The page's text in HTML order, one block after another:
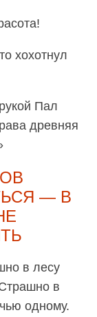
хохотнул
Пал
древняя
— В
в лесу
в
одному.